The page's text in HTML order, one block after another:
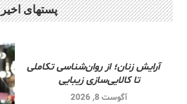
پستهای اخیر
آرایش زنان؛ از روان‌شناسی تکاملی
تا کالایی‌سازی زیبایی
آگوست 8, 2026